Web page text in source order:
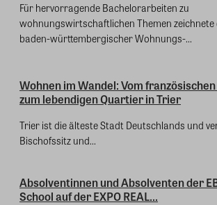
Für hervorragende Bachelorarbeiten zu
wohnungswirtschaftlichen Themen zeichnete
baden-württembergischer Wohnungs-...
Wohnen im Wandel: Vom
zum lebendigen Quartier in Trier
Trier ist die älteste Stadt Deutschlands und
Bischofssitz und...
Absolventinnen und Absolventen der
School auf der EXPO REAL...